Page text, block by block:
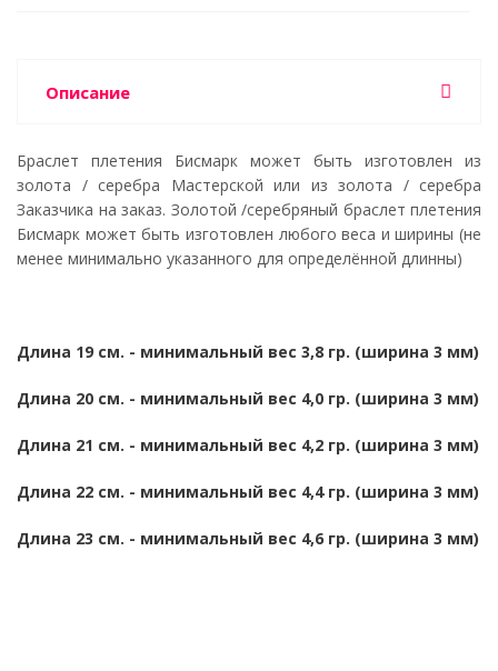
Описание
Браслет плетения Бисмарк может быть изготовлен из
золота / серебра Мастерской или из золота / серебра
Заказчика на заказ. Золотой /серебряный браслет плетения
Бисмарк может быть изготовлен любого веса и ширины (не
менее минимально указанного для определённой длинны)
Длина 19 см. - минимальный вес 3,8 гр. (ширина 3 мм)
Длина 20 см. - минимальный вес 4,0 гр. (ширина 3 мм)
Длина 21 см. - минимальный вес 4,2 гр. (ширина 3 мм)
Длина 22 см. - минимальный вес 4,4 гр. (ширина 3 мм)
Длина 23 см. - минимальный вес 4,6 гр. (ширина 3 мм)